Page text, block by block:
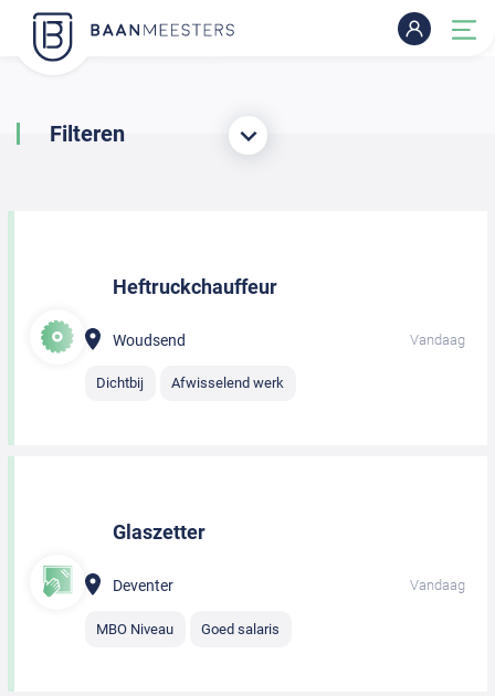
Filteren
Heftruckchauffeur
Woudsend Vandaag
Dichtbij Afwisselend werk
Glaszetter
Deventer Vandaag
MBO Niveau Goed salaris